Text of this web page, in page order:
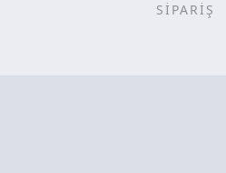
SİPARİŞ